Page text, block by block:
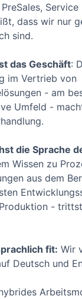
dass wir nur
sind.
das Geschäft:
im Vertrieb von
- am
Umfeld -
die Sprache
Wissen zu
aus dem
-
fit: Wir
Deutsch und